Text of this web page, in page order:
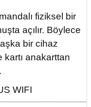
fiziksel bir
açılır. Böylece
bir cihaz
anakarttan